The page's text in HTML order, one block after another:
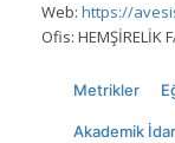
Web: https://
Ofis: HEMŞİRELİK
Metrikler
Akademik